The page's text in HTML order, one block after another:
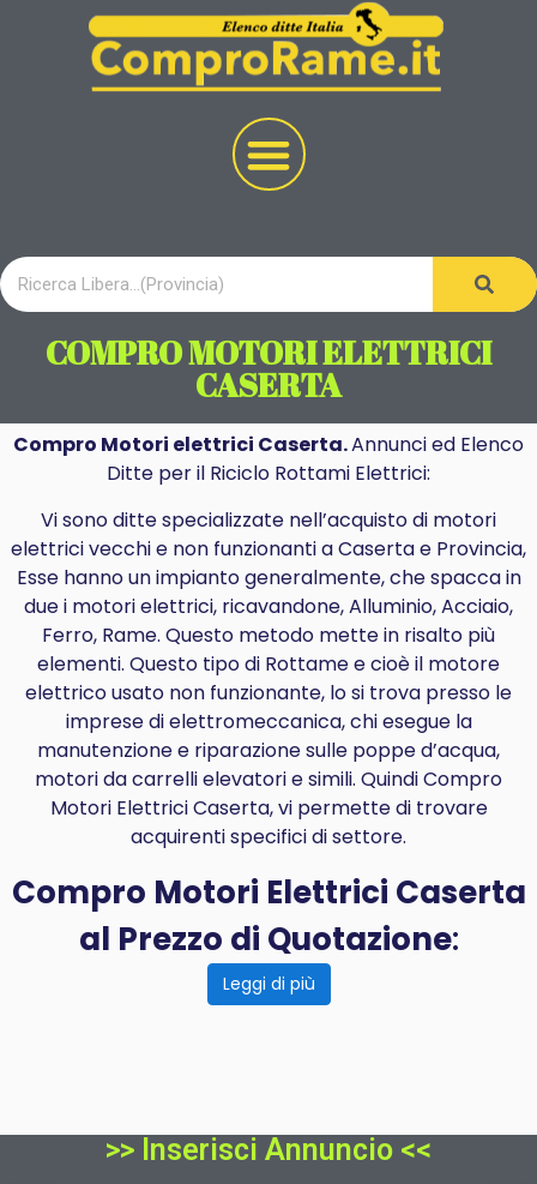
COMPRO MOTORI ELETTRICI
CASERTA
Compro Motori elettrici Caserta.Annunci ed Elenco
Ditte per il Riciclo Rottami Elettrici:
Vi sono ditte specializzate nell’acquisto di motori
elettrici vecchi e non funzionanti a Caserta e Provincia,
Esse hanno un impianto generalmente, che spacca in
due i motori elettrici, ricavandone, Alluminio, Acciaio,
Ferro, Rame. Questo metodo mette in risalto più
elementi. Questo tipo di Rottame e cioè il motore
elettrico usato non funzionante, lo si trova presso le
imprese di elettromeccanica, chi esegue la
manutenzione e riparazione sulle poppe d’acqua,
motori da carrelli elevatori e simili. Quindi Compro
Motori Elettrici Caserta, vi permette di trovare
acquirenti specifici di settore.
Compro Motori Elettrici Caserta
al Prezzo di Quotazione:
Leggi di più
>> Inserisci Annuncio <<